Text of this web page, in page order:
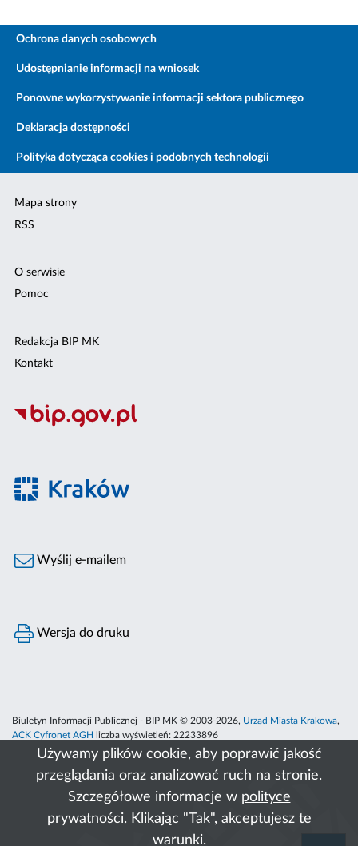
Używamy plików cookie, aby poprawić jakość
przeglądania oraz analizować ruch na stronie.
Szczegółowe informacje w polityce
prywatności. Klikając "Tak", akceptujesz te
warunki.
Ochrona danych osobowych
Udostępnianie informacji na wniosek
Ponowne wykorzystywanie informacji sektora publicznego
Deklaracja dostępności
Polityka dotycząca cookies i podobnych technologii
Mapa strony
RSS
O serwisie
Pomoc
Redakcja BIP MK
Kontakt
Wyślij e-mailem
Wersja do druku
Biuletyn Informacji Publicznej - BIP MK © 2003-2026, Urząd Miasta Krakowa,
ACK Cyfronet AGH
liczba wyświetleń: 22233896